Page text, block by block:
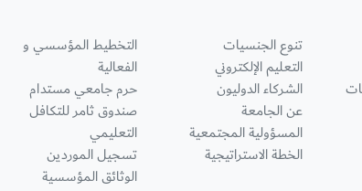
تنوع الجنسيات
التعليم الإلكتروني
الشركاء الدوليون
عن الجامعة
المسؤولية المجتمعية
الخطة الاستراتيجية
التخطيط المؤسسي و
الفعالية
حرم جامعي مستدام
صندوق ثامر للتكافل
التعليمي
تسجيل الموردين
الوثائق المؤسسية